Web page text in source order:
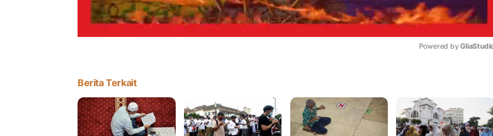
Powered by
Berita Terkait